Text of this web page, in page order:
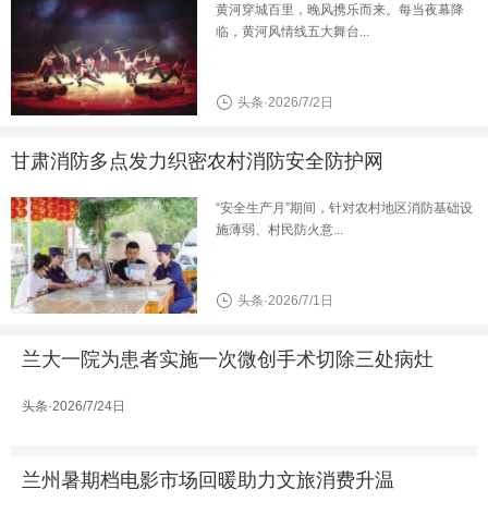
黄河穿城百里，晚风携乐而来。每当夜幕降
临，黄河风情线五大舞台...
头条·2026/7/2日
甘肃消防多点发力织密农村消防安全防护网
“安全生产月”期间，针对农村地区消防基础设
施薄弱、村民防火意...
头条·2026/7/1日
兰大一院为患者实施一次微创手术切除三处病灶
头条·2026/7/24日
兰州暑期档电影市场回暖助力文旅消费升温